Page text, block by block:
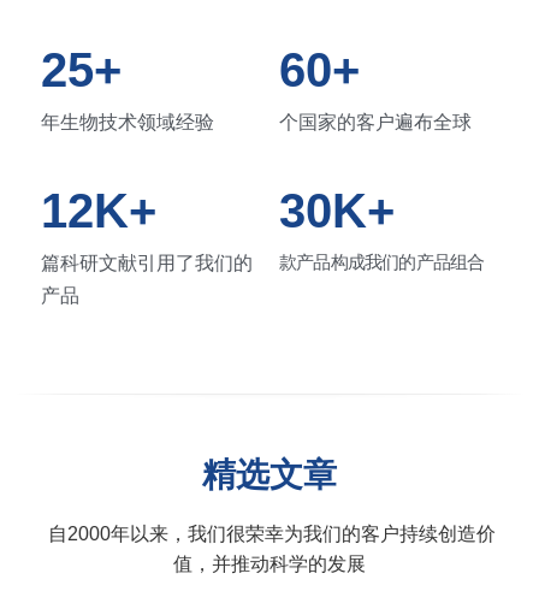
25+
年生物技术领域经验
60+
个国家的客户遍布全球
12K+
篇科研文献引用了我们的
产品
30K+
款产品构成我们的产品组合
精选文章
值，并推动科学的发展